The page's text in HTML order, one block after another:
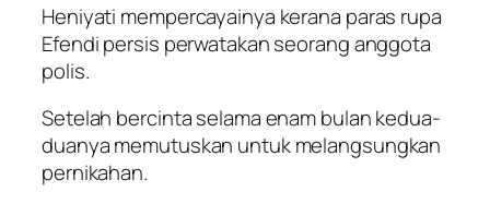
Heniyati mempercayainya kerana paras rupa
Efendi persis perwatakan seorang anggota
polis.
Setelah bercinta selama enam bulan kedua-
duanya memutuskan untuk melangsungkan
pernikahan.